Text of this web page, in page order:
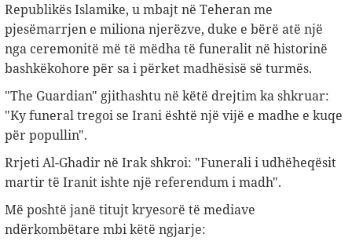
Republikës Islamike, u mbajt në Teheran me
pjesëmarrjen e miliona njerëzve, duke e bërë atë një
nga ceremonitë më të mëdha të funeralit në historinë
bashkëkohore për sa i përket madhësisë së turmës.
"The Guardian" gjithashtu në këtë drejtim ka shkruar:
"Ky funeral tregoi se Irani është një vijë e madhe e kuqe
për popullin".
Rrjeti Al-Ghadir në Irak shkroi: "Funerali i udhëheqësit
martir të Iranit ishte një referendum i madh".
Më poshtë janë titujt kryesorë të mediave
ndërkombëtare mbi këtë ngjarje: